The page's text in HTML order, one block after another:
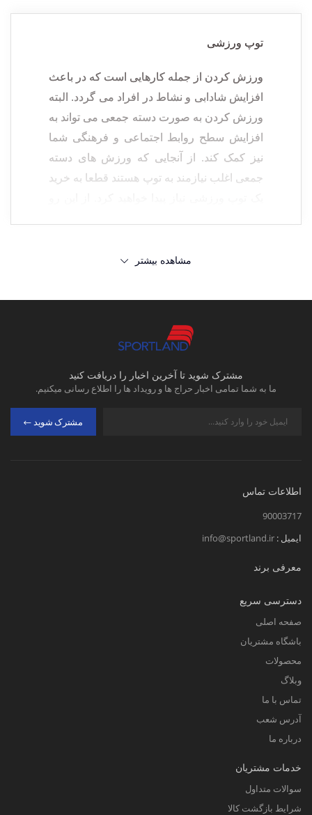
توپ ورزشی
ورزش کردن از جمله کارهایی است که در باعث
افزایش شادابی و نشاط در افراد می گردد. البته
ورزش کردن به صورت دسته جمعی می تواند به
افزایش سطح روابط اجتماعی و فرهنگی شما
نیز کمک کند. از آنجایی که ورزش های دسته
جمعی اغلب نیازمند به توپ هستند قطعا به خرید
باشید اشاره کنیم. پس تا پایان این مقاله با ما
قطعا اولین نکته ای که باید در هنگام خرید توپ
ورزشی به آن توجه لازم را داشته باشید نوع
ورزش مورد نظر خودتان است. این مورد کاملا
منطقی است که برای ورزش مورد نظر باید از
توپ مخصوص همان ورزش استفاده کنید. به
موضوع نیز صادق است.
های شناخته شده ای این کار بسیار ساده به نظر
مختلفی روبرو خواهد بود که باید حتما توجه لازم
را به آن داشته باشید.
توجه لازم را داشته باشید. به طور کلی بازیکنان
مشاهده بیشتر
مشترک شوید تا آخرین اخبار را دریافت کنید
ما به شما تمامی اخبار حراج ها و رویداد ها را اطلاع رسانی میکنیم.
مشترک شوید
اطلاعات تماس
90003717
ایمیل : info@sportland.ir
معرفی برند
دسترسی سریع
صفحه اصلی
باشگاه مشتریان
محصولات
وبلاگ
تماس با ما
آدرس شعب
درباره ما
خدمات مشتریان
سوالات متداول
شرایط بازگشت کالا